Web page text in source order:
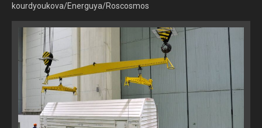
kourdyoukova/Energuya/Roscosmos